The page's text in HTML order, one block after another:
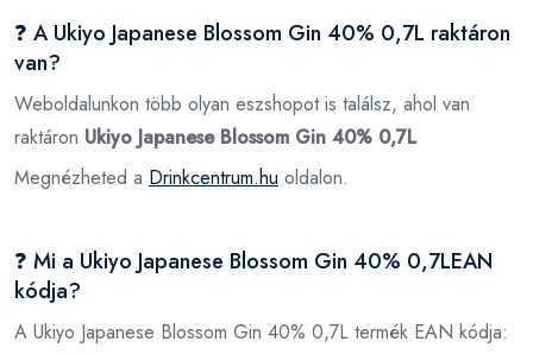
❓ A Ukiyo Japanese Blossom Gin 40% 0,7L raktáron
van?
Weboldalunkon több olyan eszshopot is találsz, ahol van
raktáron Ukiyo Japanese Blossom Gin 40% 0,7L
Megnézheted a Drinkcentrum.hu oldalon.
❓ Mi a Ukiyo Japanese Blossom Gin 40% 0,7LEAN
kódja?
A Ukiyo Japanese Blossom Gin 40% 0,7L termék EAN kódja: